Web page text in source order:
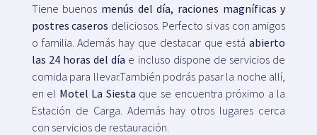
Tiene buenos menús del día, raciones magníficas y
postres caseros deliciosos. Perfecto si vas con amigos
o familia. Además hay que destacar que estáabierto
las 24 horas del día e incluso dispone de servicios de
comida para llevar.También podrás pasar la noche allí,
en el Motel La Siesta que se encuentra próximo a la
Estación de Carga. Además hay otros lugares cerca
con servicios de restauración.